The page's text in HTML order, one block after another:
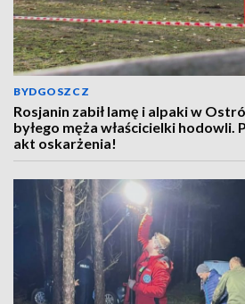
BYDGOSZCZ
Rosjanin zabił lamę i alpaki w
byłego męża właścicielki hodowli.
akt oskarżenia!